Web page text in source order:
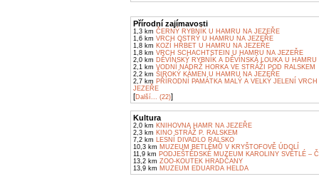
Přírodní zajímavosti
1,3 km ČERNÝ RYBNÍK U HAMRU NA JEZEŘE
1,6 km VRCH OSTRÝ U HAMRU NA JEZEŘE
1,8 km KOZÍ HŘBET U HAMRU NA JEZEŘE
1,8 km VRCH SCHACHTSTEIN U HAMRU NA JEZEŘE
2,0 km DĚVÍNSKÝ RYBNÍK A DĚVÍNSKÁ LOUKA U HAMRU
2,1 km VODNÍ NÁDRŽ HORKA VE STRÁŽI POD RALSKEM
2,2 km ŠIROKÝ KÁMEN U HAMRU NA JEZEŘE
2,7 km PŘÍRODNÍ PAMÁTKA MALÝ A VELKÝ JELENÍ
JEZEŘE
[Další... (22)]
Kultura
2,0 km KNIHOVNA HAMR NA JEZEŘE
2,3 km KINO STRÁŽ P. RALSKEM
7,2 km LESNÍ DIVADLO RALSKO
10,3 km MUZEUM BETLÉMŮ V KRYŠTOFOVĚ ÚDOLÍ
11,9 km PODJEŠTĚDSKÉ MUZEUM KAROLINY SVĚTLÉ –
13,2 km ZOO-KOUTEK HRADČANY
13,9 km MUZEUM EDUARDA HELDA